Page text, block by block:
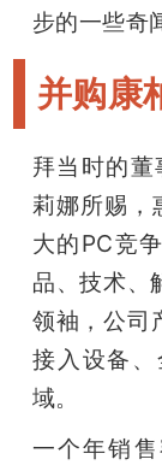
步的一些奇
并购康
拜当时的董
莉娜所赐
大的PC竞
品、技术、
领袖，公司
接入设备
域。
一个年销